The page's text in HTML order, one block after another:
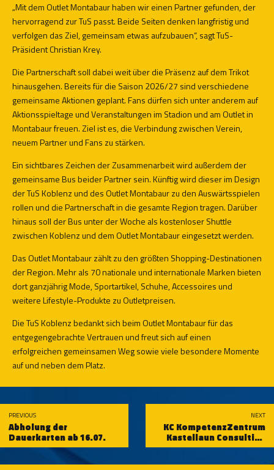
„Mit dem Outlet Montabaur haben wir einen Partner gefunden, der
hervorragend zur TuS passt. Beide Seiten denken langfristig und
verfolgen das Ziel, gemeinsam etwas aufzubauen“, sagt TuS-
Präsident Christian Krey.
Die Partnerschaft soll dabei weit über die Präsenz auf dem Trikot
hinausgehen. Bereits für die Saison 2026/27 sind verschiedene
gemeinsame Aktionen geplant. Fans dürfen sich unter anderem auf
Aktionsspieltage und Veranstaltungen im Stadion und am Outlet in
Montabaur freuen. Ziel ist es, die Verbindung zwischen Verein,
neuem Partner und Fans zu stärken.
Ein sichtbares Zeichen der Zusammenarbeit wird außerdem der
gemeinsame Bus beider Partner sein. Künftig wird dieser im Design
der TuS Koblenz und des Outlet Montabaur zu den Auswärtsspielen
rollen und die Partnerschaft in die gesamte Region tragen. Darüber
hinaus soll der Bus unter der Woche als kostenloser Shuttle
zwischen Koblenz und dem Outlet Montabaur eingesetzt werden.
Das Outlet Montabaur zählt zu den größten Shopping-Destinationen
der Region. Mehr als 70 nationale und internationale Marken bieten
dort ganzjährig Mode, Sportartikel, Schuhe, Accessoires und
weitere Lifestyle-Produkte zu Outletpreisen.
Die TuS Koblenz bedankt sich beim Outlet Montabaur für das
entgegengebrachte Vertrauen und freut sich auf einen
erfolgreichen gemeinsamen Weg sowie viele besondere Momente
auf und neben dem Platz.
PREVIOUS
Abholung der
Dauerkarten ab 16.07.
NEXT
KC KompetenzZentrum
Kastellaun Consulting
wird Business Partner